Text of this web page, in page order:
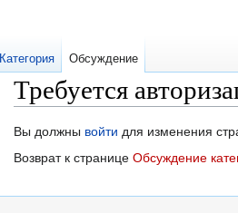
Требуется
Перейти
к
Перейти
к
Вы должны войти для изменения
Возврат к странице Обсуждение
Категория Обсуждение